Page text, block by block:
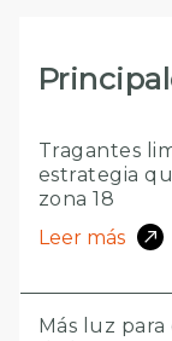
Tragantes
estrategia
zona 18
Leer más
Más luz